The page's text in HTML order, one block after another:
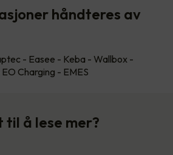
håndteres av
- Easee - Keba - Wallbox -
Charging - EMES
til å lese mer?